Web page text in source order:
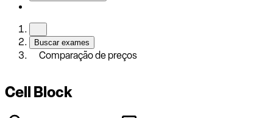
Buscar exames
Comparação de preços
Cell Block